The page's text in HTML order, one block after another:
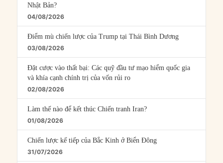
Nhật Bản?
04/08/2026
Điểm mù chiến lược của Trump tại Thái Bình Dương
03/08/2026
Đặt cược vào thất bại: Các quỹ đầu tư mạo hiểm quốc gia
và khía cạnh chính trị của vốn rủi ro
02/08/2026
Làm thế nào để kết thúc Chiến tranh Iran?
01/08/2026
Chiến lược kế tiếp của Bắc Kinh ở Biển Đông
31/07/2026